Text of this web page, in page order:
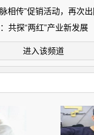
相传”促销活动，再次出
共探“两红”产业新发展
进入该频道